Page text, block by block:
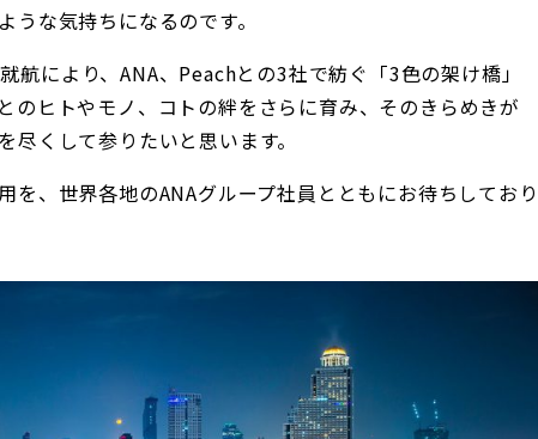
うな気持ちになるのです。
航により、ANA、Peachとの3社で紡ぐ「3色の架け橋」
のヒトやモノ、コトの絆をさらに育み、そのきらめきが
尽くして参りたいと思います。
を、世界各地のANAグループ社員とともにお待ちしており